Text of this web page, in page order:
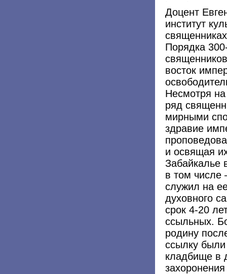
Доцент
институт
Порядка
восток
Несмотря
ряд
мирными
здравие
и освящая
Забайкалье
в том числе
служил на
духовного
срок 4-20
ссыльных.
родину
ссылку
кладбище в